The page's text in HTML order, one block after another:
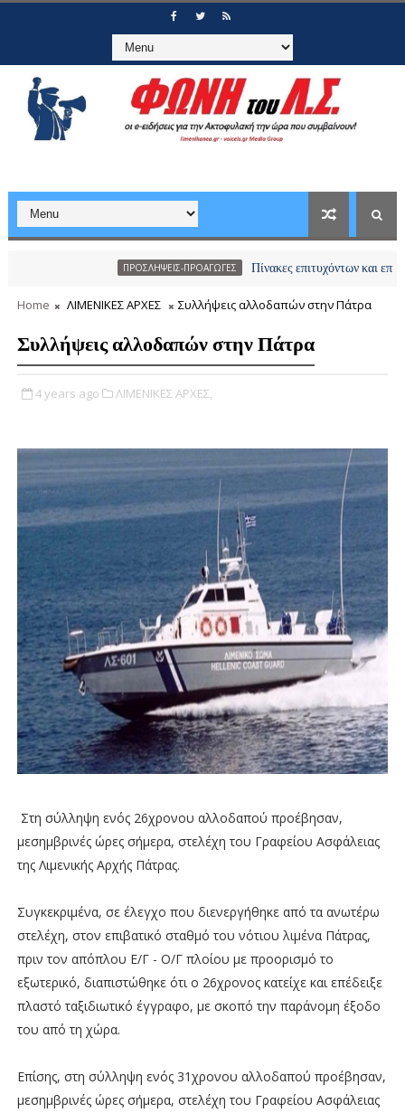
ΠΡΟΣΛΗΨΕΙΣ-ΠΡΟΑΓΩΓΕΣ Πίνακες επιτυχόντων και
Home ΛΙΜΕΝΙΚΕΣ ΑΡΧΕΣ Συλλήψεις αλλοδαπών στην Πάτρα
Συλλήψεις αλλοδαπών στην Πάτρα
4 years ago ΛΙΜΕΝΙΚΕΣ ΑΡΧΕΣ,
Στη σύλληψη ενός 26χρονου αλλοδαπού προέβησαν,
μεσημβρινές ώρες σήμερα, στελέχη του Γραφείου Ασφάλειας
της Λιμενικής Αρχής Πάτρας.
Συγκεκριμένα, σε έλεγχο που διενεργήθηκε από τα ανωτέρω
στελέχη, στον επιβατικό σταθμό του νότιου λιμένα Πάτρας,
πριν τον απόπλου Ε/Γ - Ο/Γ πλοίου με προορισμό το
εξωτερικό, διαπιστώθηκε ότι ο 26χρονος κατείχε και επέδειξε
πλαστό ταξιδιωτικό έγγραφο, με σκοπό την παράνομη έξοδο
του από τη χώρα.
Επίσης, στη σύλληψη ενός 31χρονου αλλοδαπού προέβησαν,
μεσημβρινές ώρες σήμερα, στελέχη του Γραφείου Ασφάλειας